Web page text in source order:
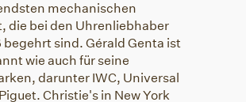
mechanischen
die bei den Uhrenliebhaber
sind. Gérald Genta ist
wie auch für seine
darunter IWC, Universal
Christie's in New York